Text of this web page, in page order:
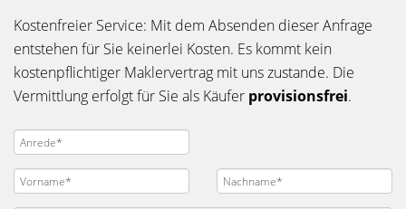
Kostenfreier Service: Mit dem Absenden dieser Anfrage
entstehen für Sie keinerlei Kosten. Es kommt kein
kostenpflichtiger Maklervertrag mit uns zustande. Die
Vermittlung erfolgt für Sie als Käufer provisionsfrei.